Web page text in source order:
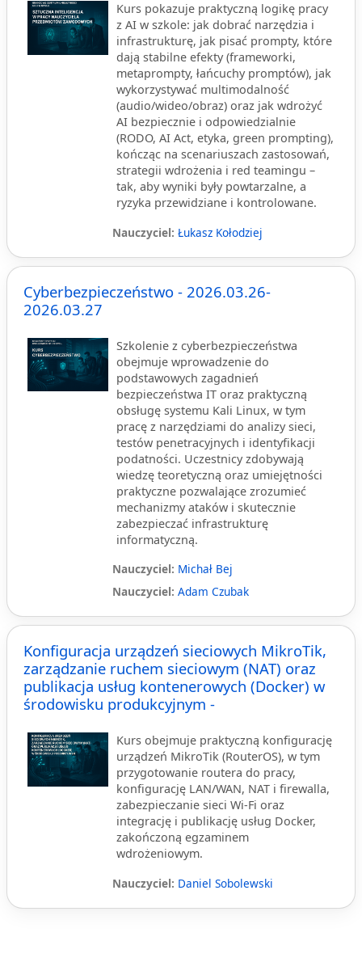
Kurs pokazuje praktyczną logikę pracy
z AI w szkole: jak dobrać narzędzia i
infrastrukturę, jak pisać prompty, które
dają stabilne efekty (frameworki,
metaprompty, łańcuchy promptów), jak
wykorzystywać multimodalność
(audio/wideo/obraz) oraz jak wdrożyć
AI bezpiecznie i odpowiedzialnie
(RODO, AI Act, etyka, green prompting),
kończąc na scenariuszach zastosowań,
strategii wdrożenia i red teamingu –
tak, aby wyniki były powtarzalne, a
ryzyka przewidziane i kontrolowane.
Nauczyciel: Łukasz Kołodziej
Cyberbezpieczeństwo - 2026.03.26-
2026.03.27
Szkolenie z cyberbezpieczeństwa
obejmuje wprowadzenie do
podstawowych zagadnień
bezpieczeństwa IT oraz praktyczną
obsługę systemu Kali Linux, w tym
pracę z narzędziami do analizy sieci,
testów penetracyjnych i identyfikacji
podatności. Uczestnicy zdobywają
wiedzę teoretyczną oraz umiejętności
praktyczne pozwalające zrozumieć
mechanizmy ataków i skutecznie
zabezpieczać infrastrukturę
informatyczną.
Nauczyciel: Michał Bej
Nauczyciel: Adam Czubak
Konfiguracja urządzeń sieciowych MikroTik,
zarządzanie ruchem sieciowym (NAT) oraz
publikacja usług kontenerowych (Docker) w
środowisku produkcyjnym -
Kurs obejmuje praktyczną konfigurację
urządzeń MikroTik (RouterOS), w tym
przygotowanie routera do pracy,
konfigurację LAN/WAN, NAT i firewalla,
zabezpieczanie sieci Wi-Fi oraz
integrację i publikację usług Docker,
zakończoną egzaminem
wdrożeniowym.
Nauczyciel: Daniel Sobolewski